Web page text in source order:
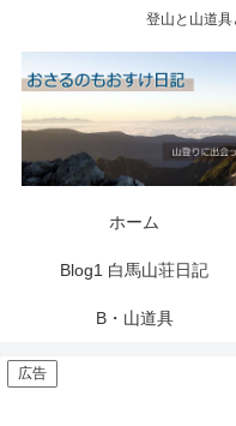
登山と山道
ホーム
Blog1 白馬山荘日記
B・山道具
広告